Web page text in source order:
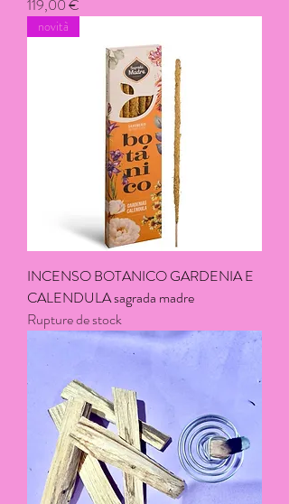
119,00 €
novità
INCENSO BOTANICO GARDENIA E
CALENDULA sagrada madre
Rupture de stock